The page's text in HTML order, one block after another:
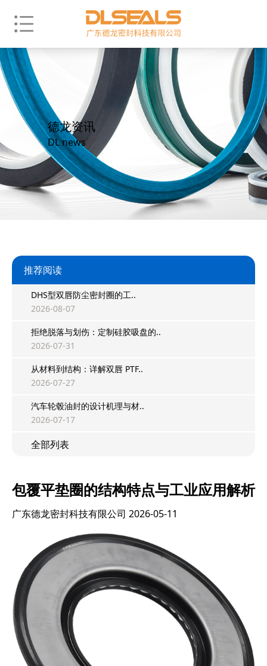
德龙资讯
DL news
推荐阅读
DHS型双唇防尘密封圈的工..
2026-08-07
拒绝脱落与划伤：定制硅胶吸盘的..
2026-07-31
从材料到结构：详解双唇 PTF..
2026-07-27
汽车轮毂油封的设计机理与材..
2026-07-17
全部列表
包覆平垫圈的结构特点与工业应用解析
广东德龙密封科技有限公司 2026-05-11